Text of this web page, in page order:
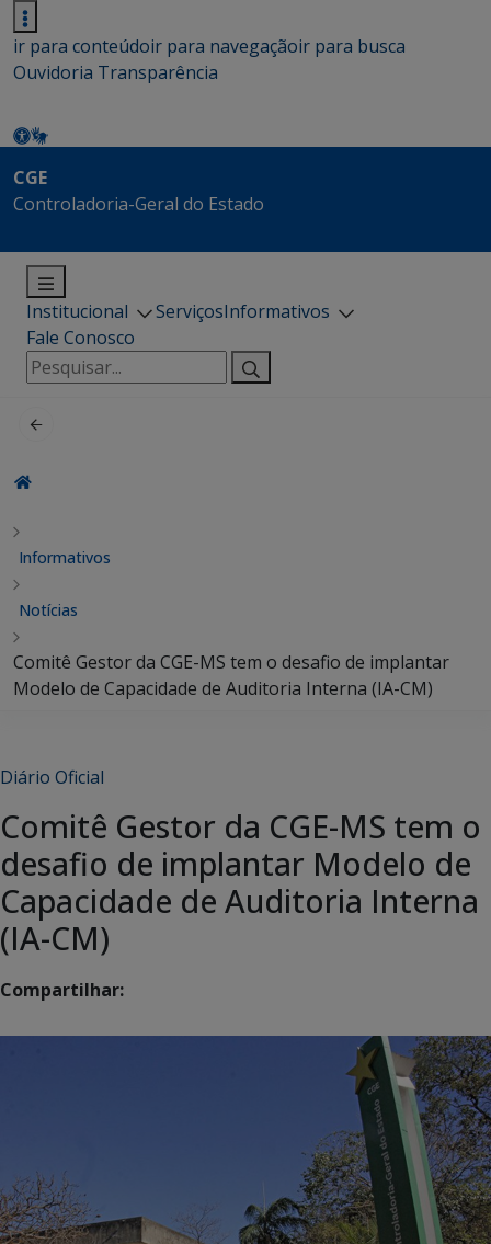
ir para conteúdoir para navegaçãoir para busca
Ouvidoria Transparência
CGE
Controladoria-Geral do Estado
Institucional ServiçosInformativos
Fale Conosco
Pesquisar
por:
Informativos
Notícias
Comitê Gestor da CGE-MS tem o desafio de implantar
Modelo de Capacidade de Auditoria Interna (IA-CM)
Diário Oficial
Comitê Gestor da CGE-MS tem o
desafio de implantar Modelo de
Capacidade de Auditoria Interna
(IA-CM)
Compartilhar: